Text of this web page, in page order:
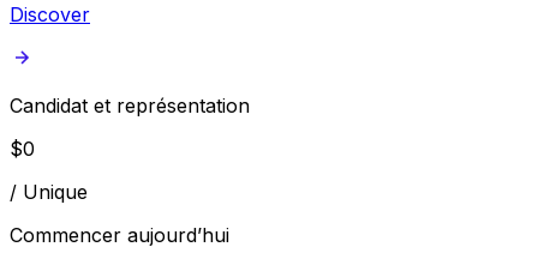
Discover
Candidat et représentation
$0
/ Unique
Commencer aujourd’hui